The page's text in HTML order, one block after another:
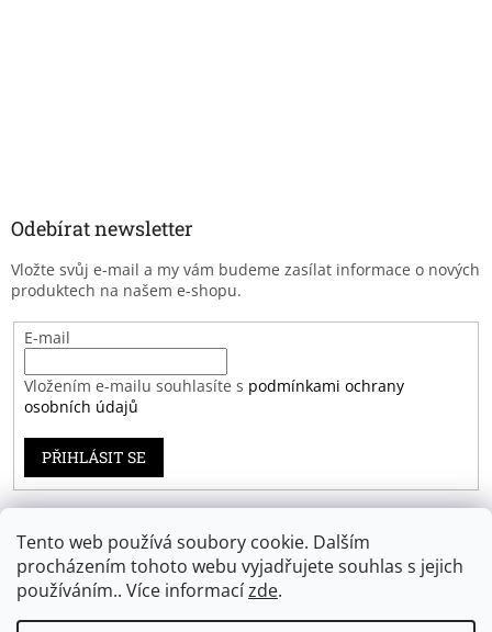
Tento web používá soubory cookie. Dalším
procházením tohoto webu vyjadřujete souhlas s jejich
používáním.. Více informacízde.
Odebírat newsletter
Vložte svůj e-mail a my vám budeme zasílat informace o nových
produktech na našem e-shopu.
E-mail
Vložením e-mailu souhlasíte s podmínkami ochrany
osobních údajů
PŘIHLÁSIT SE
Záruka spokojenosti